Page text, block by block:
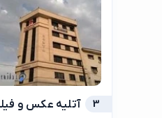
3 آتلیه عکس و